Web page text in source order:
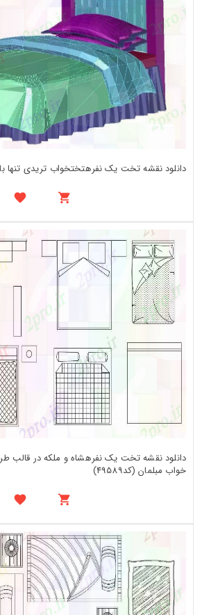
دانلود نقشه تخت یک نفرهتختخواب تریدی تنها با سر
دانلود نقشه تخت یک نفرهشاه و ملکه در
خواب مبلمان (کد49589)